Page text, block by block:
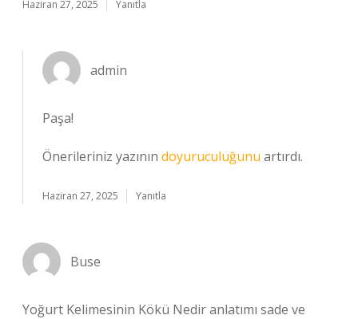
Haziran 27, 2025 Yanıtla
admin
Paşa!
Önerileriniz yazının doyuruculuğunu artırdı.
Haziran 27, 2025 Yanıtla
Buse
Yoğurt Kelimesinin Kökü Nedir anlatımı sade ve